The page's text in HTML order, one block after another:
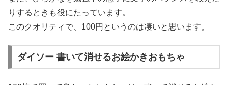
りするときも役にたっています。
このクオリティで、100円というのは凄いと思います。
ダイソー 書いて消せるお絵かきおもちゃ